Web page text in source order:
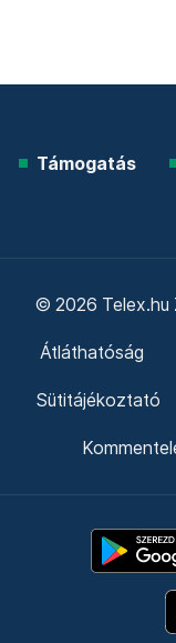
Támogatás
© 2026 Telex.hu
Átláthatóság
Sütitájékoztató